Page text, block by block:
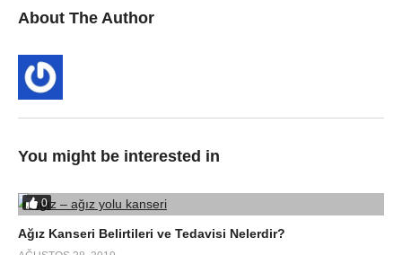
About The Author
You might be interested in
0
Ağız Kanseri Belirtileri ve Tedavisi Nelerdir?